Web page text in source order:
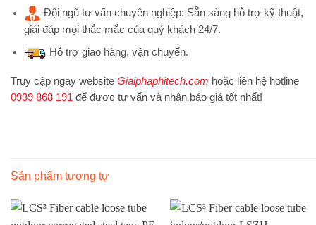
Đội ngũ tư vấn chuyên nghiệp: Sẵn sàng hỗ trợ kỹ thuật,
giải đáp mọi thắc mắc của quý khách 24/7.
Hỗ trợgiao hàng, vận chuyển.
Truy cập ngay website Giaiphaphitech.com hoặc liên hệ hotline
0939 868 191 để được tư vấn và nhận báo giá tốt nhất!
Sản phẩm tương tự